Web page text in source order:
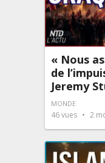
« Nous
de
Jeremy
MONDE
46vues 2